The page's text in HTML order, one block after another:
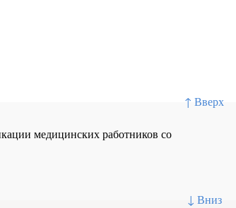
↑ Вверх
↓ Вниз
медицинских работников со